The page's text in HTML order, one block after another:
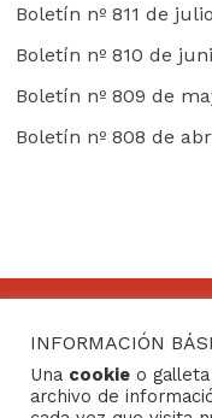
Boletín nº 811 de
Boletín nº 810 de
Boletín nº 809 de
Boletín nº 808 de
CONTACTO
Consejo General
INFORMACIÓN
Una cookie o
archivo de